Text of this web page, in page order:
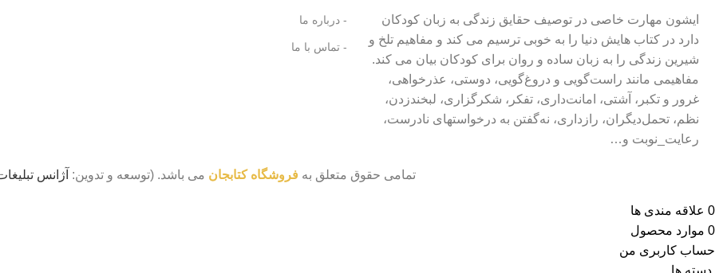
ایشون مهارت خاصی در توصیف حقایق زندگی به زبان کودکان
دارد در کتاب هایش دنیا را به خوبی ترسیم می کند و مفاهیم تلخ و
شیرین زندگی را به زبان ساده و روان برای کودکان بیان می کند.
مفاهیمی مانند راست‌گویی و دروغ‌گویی، دوستی، عذرخواهی،
غرور و تکبر، آشتی، امانت‌داری، تفکر، شکرگزاری، لبخندزدن،
نظم، تحمل‌دیگران، رازداری، نه‌گفتن به درخواستهای نادرست،
رعایت_نوبت و…
- درباره ما
- تماس با ما
تمامی حقوق متعلق به فروشگاه کتابجان می باشد. (توسعه و تدوین: آژانس
0 علاقه مندی ها
0 موارد محصول
حساب کاربری من
دسته ها